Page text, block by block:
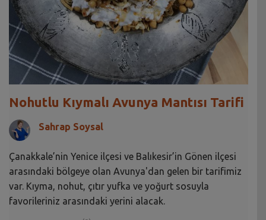
Nohutlu Kıymalı Avunya Mantısı Tarifi
Sahrap Soysal
Çanakkale’nin Yenice ilçesi ve Balıkesir’in Gönen ilçesi
arasındaki bölgeye olan Avunya'dan gelen bir tarifimiz
var. Kıyma, nohut, çıtır yufka ve yoğurt sosuyla
favorileriniz arasındaki yerini alacak.